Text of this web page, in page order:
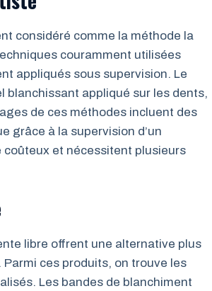
considéré comme la méthode la
couramment utilisées
appliqués sous supervision. Le
blanchissant appliqué sur les dents,
de ces méthodes incluent des
grâce à la supervision d’un
et nécessitent plusieurs
libre offrent une alternative plus
ces produits, on trouve les
Les bandes de blanchiment